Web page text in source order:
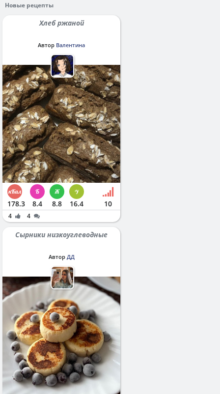
Новые рецепты
Хлеб ржаной
Автор Валентина
178.3 8.4 8.8 16.4 10
4 4
Сырники низкоуглеводные
Автор ДД